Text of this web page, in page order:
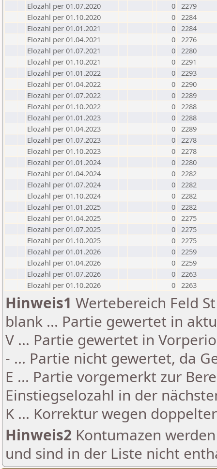
Elozahl per 01.07.2020
0 2279
Elozahl per 01.10.2020
0 2284
Elozahl per 01.01.2021
0 2284
Elozahl per 01.04.2021
0 2276
Elozahl per 01.07.2021
0 2280
Elozahl per 01.10.2021
0 2291
Elozahl per 01.01.2022
0 2293
Elozahl per 01.04.2022
0 2290
Elozahl per 01.07.2022
0 2289
Elozahl per 01.10.2022
0 2288
Elozahl per 01.01.2023
0 2288
Elozahl per 01.04.2023
0 2289
Elozahl per 01.07.2023
0 2278
Elozahl per 01.10.2023
0 2278
Elozahl per 01.01.2024
0 2280
Elozahl per 01.04.2024
0 2282
Elozahl per 01.07.2024
0 2282
Elozahl per 01.10.2024
0 2282
Elozahl per 01.01.2025
0 2282
Elozahl per 01.04.2025
0 2275
Elozahl per 01.07.2025
0 2275
Elozahl per 01.10.2025
0 2275
Elozahl per 01.01.2026
0 2259
Elozahl per 01.04.2026
0 2259
Elozahl per 01.07.2026
0 2263
Elozahl per 01.10.2026
0 2263
Hinweis1 Wertebereich Feld
blank ... Partie gewertet in
V ... Partie gewertet in
- ... Partie nicht gewertet, da
E ... Partie vorgemerkt zur
Einstiegselozahl in der
K ... Korrektur wegen
Hinweis2 Kontumazen
und sind in der Liste nicht